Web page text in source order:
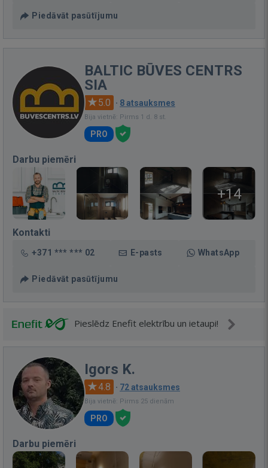
Piedāvāt pasūtījumu
BALTIC BŪVES CENTRS
SIA
5.0 · 8 atsauksmes
Bija vietnē: Pirms 1 d. 8 st.
PRO
Darbu piemēri
+14
Kontakti
+371 *** *** 02 E-pasts WhatsApp
Piedāvāt pasūtījumu
Pieslēdz Enefit elektrību un ietaupi!
Igors K.
4.8 · 72 atsauksmes
Bija vietnē: Pirms 25 dienām
PRO
Darbu piemēri